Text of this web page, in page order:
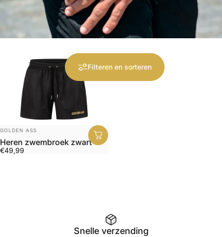
Swimshorts
Filteren en sorteren
Leverancier:
GOLDEN ASS
Heren zwembroek zwart
€49,99
Snelle verzending